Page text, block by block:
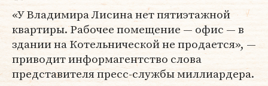
«У Владимира Лисина нет пятиэтажной
квартиры. Рабочее помещение — офис — в
здании на Котельнической не продается», —
приводит информагентство слова
представителя пресс-службы миллиардера.